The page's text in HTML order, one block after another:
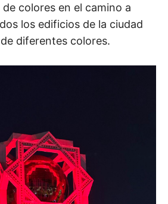
colores en el camino a
los edificios de la ciudad
diferentes colores.